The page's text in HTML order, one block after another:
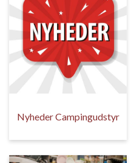
Nyheder Campingudstyr